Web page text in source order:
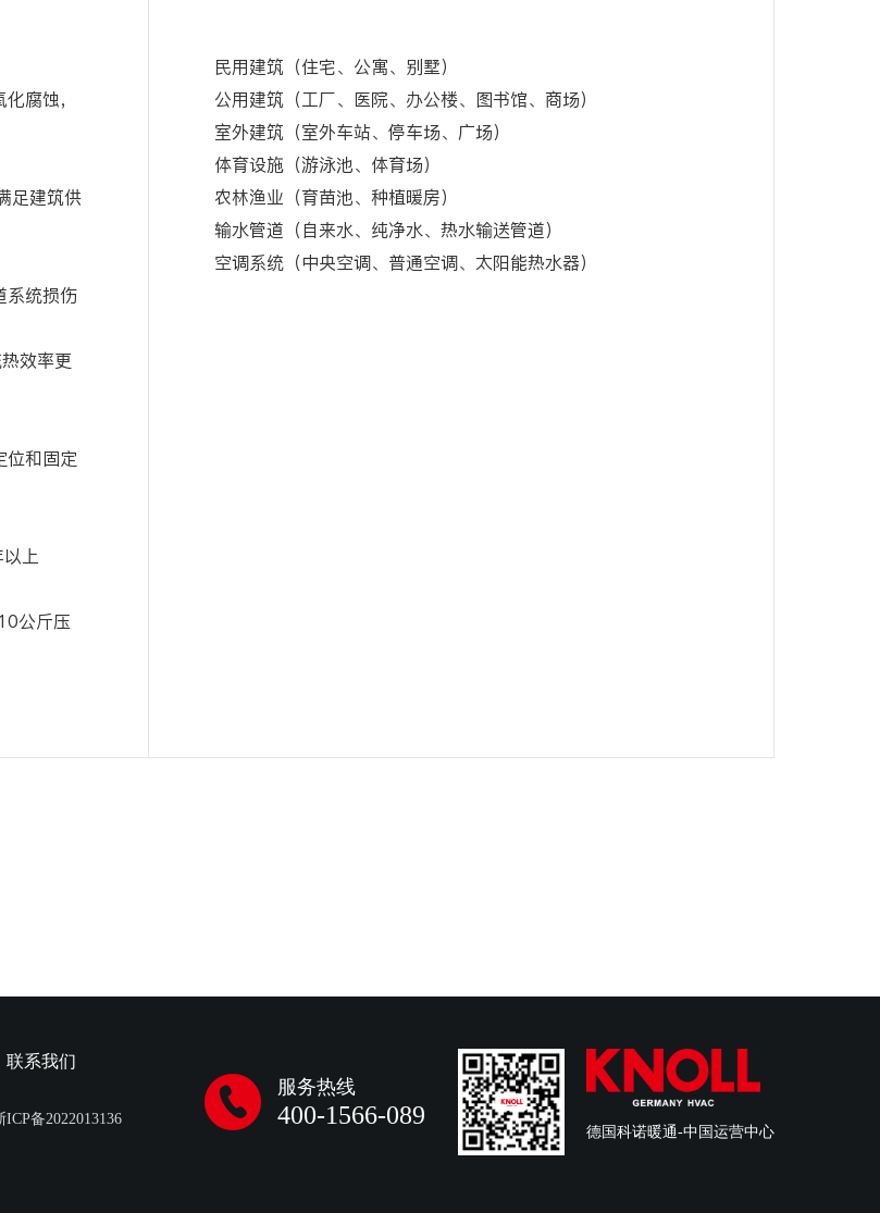
腐蚀，
足建筑供
系统损伤
效率更
位和固定
上
公斤压
民用建筑（住宅、公寓、别墅）
公用建筑（工厂、医院、办公楼、图书馆、商场）
室外建筑（室外车站、停车场、广场）
体育设施（游泳池、体育场）
农林渔业（育苗池、种植暖房）
输水管道（自来水、纯净水、热水输送管道）
空调系统（中央空调、普通空调、太阳能热水器）
联系我们
ICP备2022013136
服务热线
400-1566-089
德国科诺暖通-中国运营中心